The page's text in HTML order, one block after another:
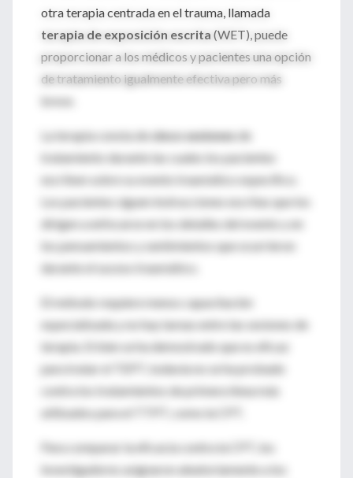
otra terapia centrada en el trauma, llamada
terapia de exposición escrita (WET), puede
proporcionar a los médicos y pacientes una opción
de tratamiento igualmente efectiva pero más
breve.
La terapia consta decinco sesionesde
tratamiento durante las cuales los pacientes
escriben sobre su evento traumático específico.
Los pacientes siguen instrucciones escritas que los
dirigen a enfocarse en los detalles del evento y en
los pensamientos y sentimientos que ocurrieron
durante el suceso traumático.
El método requiere menos capacitación
especializada y no hay tareas entre las sesiones de
terapia. Si bien se ha demostrado que es eficaz
para tratar el TEPT, todavía no se ha probado
contra los tratamientos de primera línea más
utilizados para el TTPT, como la CPT.
Para comparar la eficacia contra la CPT, los
investigadores asignaron aleatoriamente a los